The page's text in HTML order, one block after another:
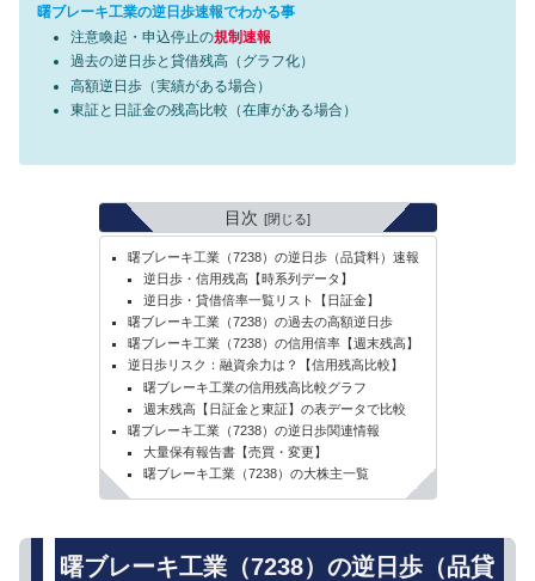
曙ブレーキ工業の逆日歩速報でわかる事
注意喚起・申込停止の規制速報
過去の逆日歩と貸借残高（グラフ化）
高額逆日歩（実績がある場合）
東証と日証金の残高比較（在庫がある場合）
目次
曙ブレーキ工業（7238）の逆日歩（品貸料）速報
逆日歩・信用残高【時系列データ】
逆日歩・貸借倍率一覧リスト【日証金】
曙ブレーキ工業（7238）の過去の高額逆日歩
曙ブレーキ工業（7238）の信用倍率【週末残高】
逆日歩リスク：融資余力は？【信用残高比較】
曙ブレーキ工業の信用残高比較グラフ
週末残高【日証金と東証】の表データで比較
曙ブレーキ工業（7238）の逆日歩関連情報
大量保有報告書【売買・変更】
曙ブレーキ工業（7238）の大株主一覧
曙ブレーキ工業（7238）の逆日歩（品貸